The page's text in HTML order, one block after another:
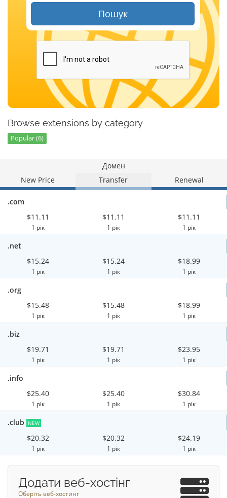
Пошук
Browse extensions by category
Popular (6)
Домен
New Price
Transfer Renewal
.com
$11.11
1 рік
$11.11
1 рік
$11.11
1 рік
.net
$15.24
1 рік
$15.24
1 рік
$18.99
1 рік
.org
$15.48
1 рік
$15.48
1 рік
$18.99
1 рік
.biz
$19.71
1 рік
$19.71
1 рік
$23.95
1 рік
.info
$25.40
1 рік
$25.40
1 рік
$30.84
1 рік
.club NEW
$20.32
1 рік
$20.32
1 рік
$24.19
1 рік
Додати веб-хостінг
Оберіть веб-хостинг